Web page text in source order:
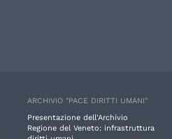
ARCHIVIO "PACE DIRITTI UMANI"
Presentazione dell'Archivio
Regione del Veneto: infrastruttura